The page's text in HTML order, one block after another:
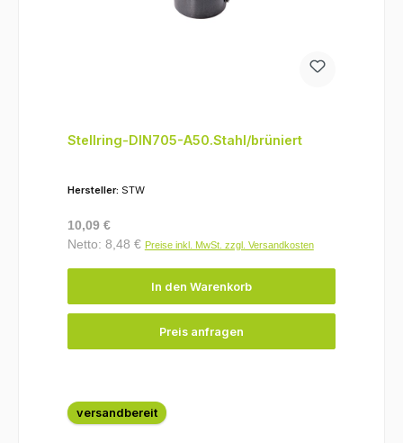
Stellring-DIN705-A50.Stahl/brüniert
Hersteller: STW
Regulärer Preis:
10,09 €
Netto: 8,48 € Preise inkl. MwSt. zzgl. Versandkosten
In den Warenkorb
Preis anfragen
versandbereit